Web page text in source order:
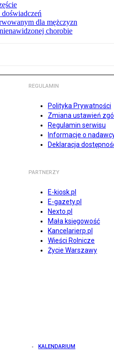
dla mężczyzn
chorobie
REGULAMIN
Polityka Prywatności
Zmiana ustawień
Regulamin serwisu
Informacje o
Deklaracja
PARTNERZY
E-kiosk.pl
E-gazety.pl
Nexto.pl
Mała księgowość
Kancelarierp.pl
Wieści Rolnicze
Życie Warszawy
KALENDARIUM